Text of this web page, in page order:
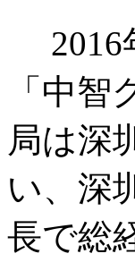
「中
局は深
い、深
長で総